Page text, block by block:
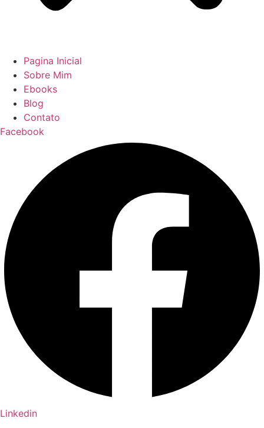
Pagina Inicial
Sobre Mim
Ebooks
Blog
Contato
Facebook
Linkedin